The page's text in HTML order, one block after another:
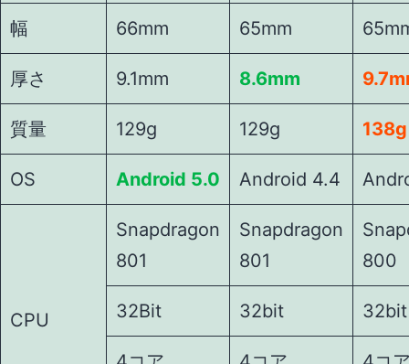
幅 66mm 65mm
厚さ 9.1mm 8.6mm
質量 129g 129g 138g
OS Android 5.0 Android 4.4
CPU
Snapdragon
801
Snapdragon
801
800
32Bit 32bit 32bit